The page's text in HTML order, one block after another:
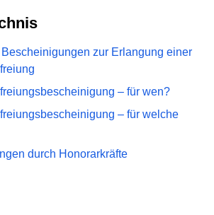
zur Erlangung einer
– für wen?
– für welche
durch Honorarkräfte